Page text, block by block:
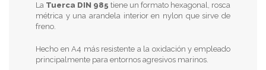
La Tuerca DIN 985 tiene un formato hexagonal, rosca
métrica y una arandela interior en nylon que sirve de
freno.
Hecho en A4 más resistente a la oxidación y empleado
principalmente para entornos agresivos marinos.